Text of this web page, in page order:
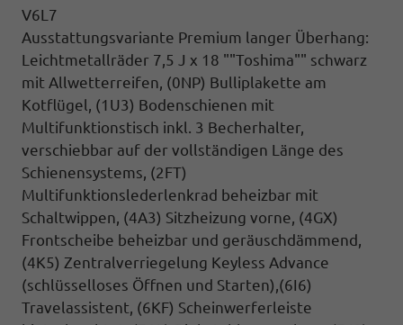
V6L7
Ausstattungsvariante Premium langer Überhang:
Leichtmetallräder 7,5 J x 18 ""Toshima"" schwarz
mit Allwetterreifen, (0NP) Bulliplakette am
Kotflügel, (1U3) Bodenschienen mit
Multifunktionstisch inkl. 3 Becherhalter,
verschiebbar auf der vollständigen Länge des
Schienensystems, (2FT)
Multifunktionslederlenkrad beheizbar mit
Schaltwippen, (4A3) Sitzheizung vorne, (4GX)
Frontscheibe beheizbar und geräuschdämmend,
(4K5) Zentralverriegelung Keyless Advance
(schlüsselloses Öffnen und Starten),(6I6)
Travelassistent, (6KF) Scheinwerferleiste